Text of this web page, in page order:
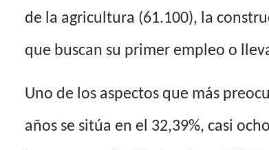
de la agricultura (61.100), la
que buscan su primer empleo o
Uno de los aspectos que más
años se sitúa en el 32,39%, casi